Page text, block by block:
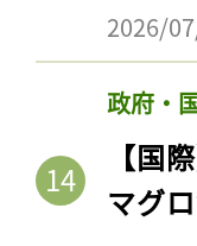
2026/
政府・
【国
マグ